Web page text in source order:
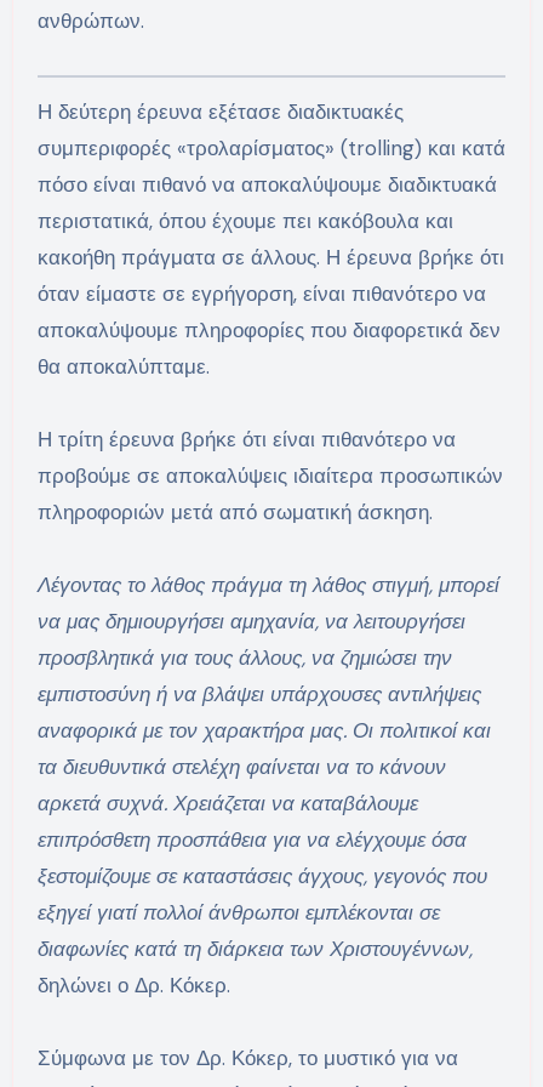
ανθρώπων.
Η δεύτερη έρευνα εξέτασε διαδικτυακές
συμπεριφορές «τρολαρίσματος» (trolling) και κατά
πόσο είναι πιθανό να αποκαλύψουμε διαδικτυακά
περιστατικά, όπου έχουμε πει κακόβουλα και
κακοήθη πράγματα σε άλλους. Η έρευνα βρήκε ότι
όταν είμαστε σε εγρήγορση, είναι πιθανότερο να
αποκαλύψουμε πληροφορίες που διαφορετικά δεν
θα αποκαλύπταμε.
Η τρίτη έρευνα βρήκε ότι είναι πιθανότερο να
προβούμε σε αποκαλύψεις ιδιαίτερα προσωπικών
πληροφοριών μετά από σωματική άσκηση.
Λέγοντας το λάθος πράγμα τη λάθος στιγμή, μπορεί
να μας δημιουργήσει αμηχανία, να λειτουργήσει
προσβλητικά για τους άλλους, να ζημιώσει την
εμπιστοσύνη ή να βλάψει υπάρχουσες αντιλήψεις
αναφορικά με τον χαρακτήρα μας. Οι πολιτικοί και
τα διευθυντικά στελέχη φαίνεται να το κάνουν
αρκετά συχνά. Χρειάζεται να καταβάλουμε
επιπρόσθετη προσπάθεια για να ελέγχουμε όσα
ξεστομίζουμε σε καταστάσεις άγχους, γεγονός που
εξηγεί γιατί πολλοί άνθρωποι εμπλέκονται σε
διαφωνίες κατά τη διάρκεια των Χριστουγέννων,
δηλώνει ο Δρ. Κόκερ.
Σύμφωνα με τον Δρ. Κόκερ, το μυστικό για να